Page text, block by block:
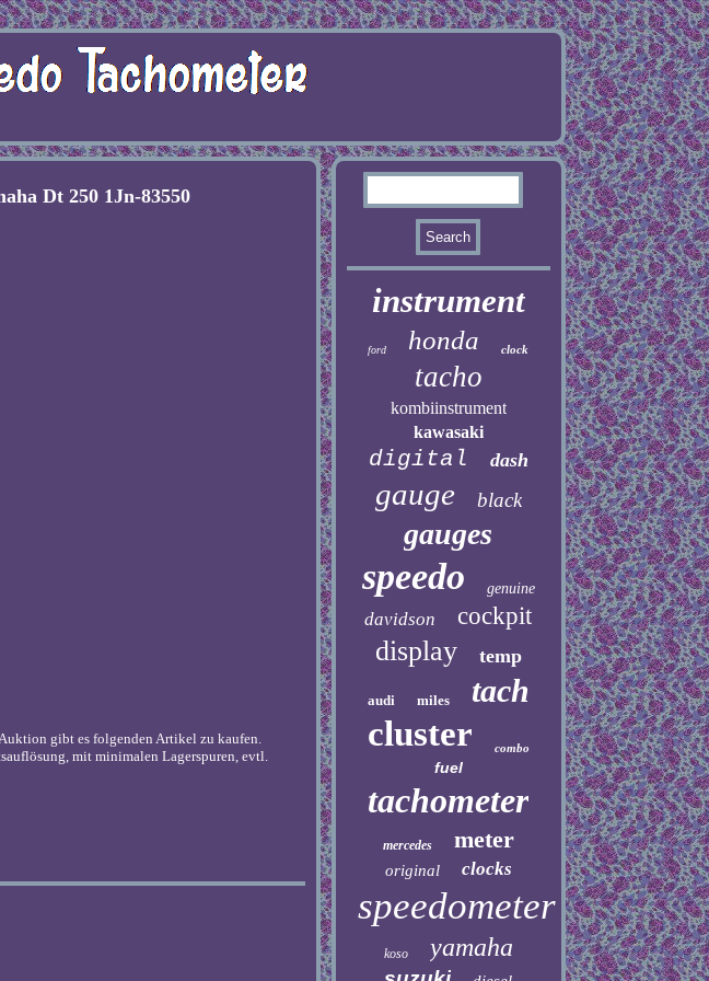
Dt 250 1Jn-83550
gibt es folgenden Artikel zu kaufen.
mit minimalen Lagerspuren, evtl.
instrument
ford honda clock
tacho
kombiinstrument
kawasaki
digital dash
gauge black
gauges
speedo genuine
davidson cockpit
display temp
audi miles tach
cluster combo
fuel
tachometer
mercedes meter
original clocks
speedometer
koso yamaha